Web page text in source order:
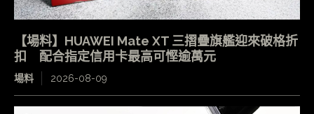
【場料】HUAWEI Mate XT 三摺疊旗艦迎來破格折
扣 配合指定信用卡最高可慳逾萬元
場料 2026-08-09